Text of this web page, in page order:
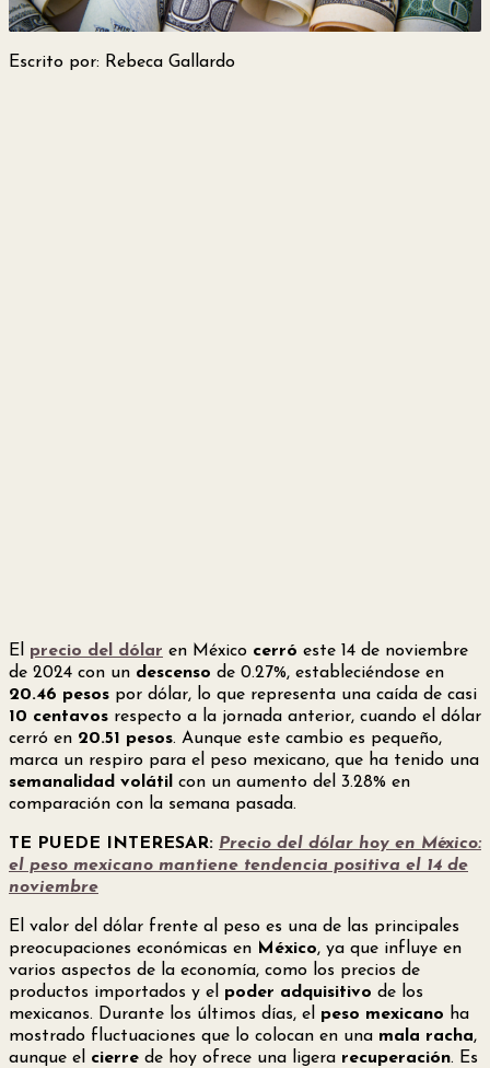
y
Belleza
Escrito por: Rebeca Gallardo
El precio del dólar en México cerró este 14 de noviembre
de 2024 con un descenso de 0.27%, estableciéndose en
20.46 pesos por dólar, lo que representa una caída de casi
10 centavos respecto a la jornada anterior, cuando el dólar
cerró en 20.51 pesos. Aunque este cambio es pequeño,
marca un respiro para el peso mexicano, que ha tenido una
semanalidad volátil con un aumento del 3.28% en
comparación con la semana pasada.
TE PUEDE INTERESAR: Precio del dólar hoy en México:
el peso mexicano mantiene tendencia positiva el 14 de
noviembre
El valor del dólar frente al peso es una de las principales
preocupaciones económicas en México, ya que influye en
varios aspectos de la economía, como los precios de
productos importados y el poder adquisitivo de los
mexicanos. Durante los últimos días, el peso mexicano ha
mostrado fluctuaciones que lo colocan en una mala racha,
aunque el cierre de hoy ofrece una ligera recuperación. Es